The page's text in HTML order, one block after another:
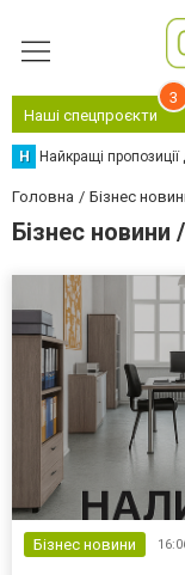
Наші спецпроєкти
3
Н Найкращі пропозиції
Головна Бізнес
Бізнес новини
Бізнес новини